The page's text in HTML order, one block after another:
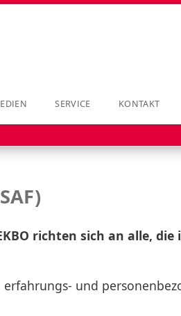
SERVICE KONTAKT
richten sich an alle,
und